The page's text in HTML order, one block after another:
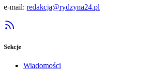
e-mail: redakcja@rydzyna24.pl
Sekcje
Wiadomości